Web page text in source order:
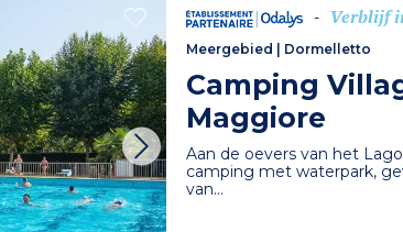
- Verblijf
Meergebied Dormelletto
Camping
Maggiore
Aan de oevers van het
camping met waterpark,
van...